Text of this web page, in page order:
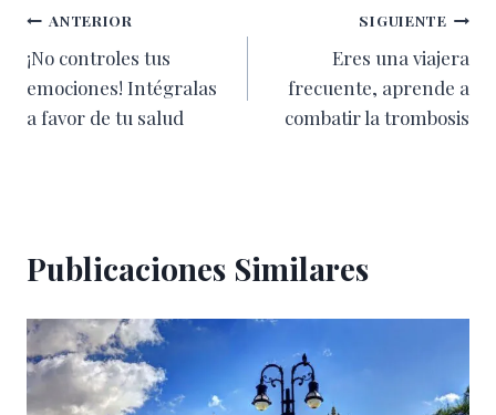
Navegación
de
entradas
ANTERIOR
¡No controles tus
emociones! Intégralas
a favor de tu salud
SIGUIENTE
Eres una viajera
frecuente, aprende a
combatir la trombosis
Publicaciones Similares